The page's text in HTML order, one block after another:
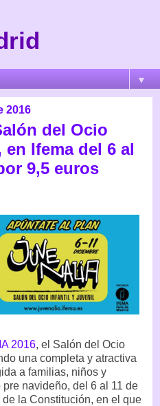
▼
2016
del Ocio
Ifema del 6 al
9,5 euros
2016, el Salón del Ocio
una completa y atractiva
a familias, niños y
navideño, del 6 al 11 de
la Constitución, en el que